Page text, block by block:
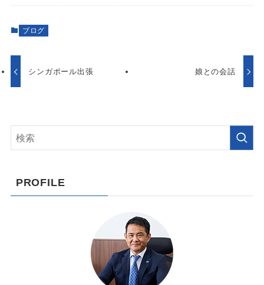
ブログ
シンガポール出張 娘との会話
PROFILE